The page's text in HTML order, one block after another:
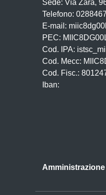
Sede: Via Zara,
Telefono:
E-mail:
PEC:
Cod. IPA:
Cod. Mecc:
Cod. Fisc.:
Iban: